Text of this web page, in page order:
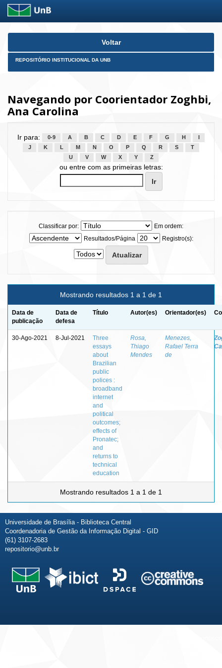
Skip
Voltar
REPOSITÓRIO INSTITUCIONAL DA UNB
Navegando por Coorientador Zoghbi,
Ana Carolina
Ir para: 0-9 A B C D E F G H
J
K L M N O P Q R S
T
U
V W X Y Z
ou entre com as primeiras letras:
Classificar por:
Em ordem:
Resultados/Página
Registro(s):
Mostrando resultados 1 a 1 de 1
Data de
publicação
Data de
defesa
Título Autor(es) Orientador(es)
30-Ago-2021 8-Jul-2021
Three
essays
about
Brazilian
public
polices :
broadband
internet
and
political
outcomes;
effects of
Pronatec;
and
returns to
technical
education
Rosa,
Thiago
Mendes
Menezes,
Rafael Terra
de
Mostrando resultados 1 a 1 de 1
Universidade de Brasília - Biblioteca Central
Coordenadoria de Gestão da Informação Digital - GID
(61) 3107-2683
repositorio@unb.br